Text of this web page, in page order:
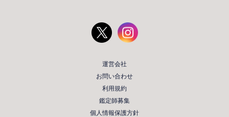
運営会社
お問い合わせ
利用規約
鑑定師募集
個人情報保護方針